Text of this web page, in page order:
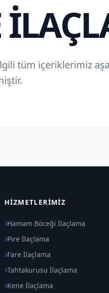
tüm içeriklerimiz
HIZMETLERIMIZ
Hamam Böceği İlaçlama
Pire İlaçlama
Fare İlaçlama
Tahtakurusu İlaçlama
Kene İlaçlama